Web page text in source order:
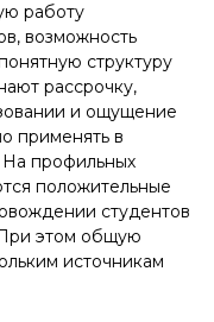
работу
возможность
структуру
рассрочку,
и ощущение
применять в
На профильных
положительные
студентов
этом общую
источникам